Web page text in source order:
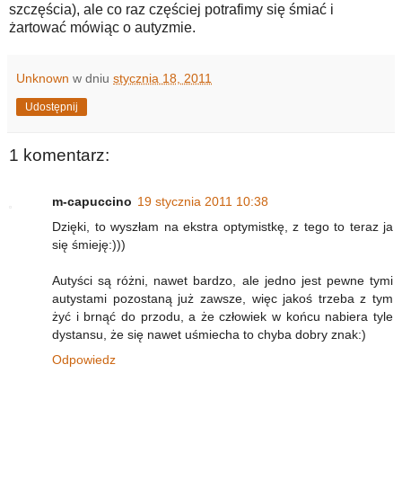
szczęścia), ale co raz częściej potrafimy się śmiać i
żartować mówiąc o autyzmie.
Unknown w dniu stycznia 18, 2011
Udostępnij
1 komentarz:
m-capuccino 19 stycznia 2011 10:38
Dzięki, to wyszłam na ekstra optymistkę, z tego to teraz ja
się śmieję:)))
Autyści są różni, nawet bardzo, ale jedno jest pewne tymi
autystami pozostaną już zawsze, więc jakoś trzeba z tym
żyć i brnąć do przodu, a że człowiek w końcu nabiera tyle
dystansu, że się nawet uśmiecha to chyba dobry znak:)
Odpowiedz